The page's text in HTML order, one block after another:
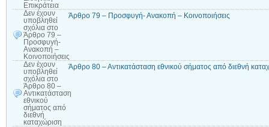
Επικράτεια
Δεν έχουν
υποβληθεί
σχόλια στο
Άρθρο 79 –
Προσφυγή-
Ανακοπή –
Κοινοποιήσεις
Άρθρο 79 – Προσφυγή- Ανακοπή – Κοινοποιήσεις
Δεν έχουν
υποβληθεί
σχόλια στο
Άρθρο 80 –
Αντικατάσταση
εθνικού
σήματος από
διεθνή
καταχώριση
Άρθρο 80 – Αντικατάσταση εθνικού σήματος από διεθνή